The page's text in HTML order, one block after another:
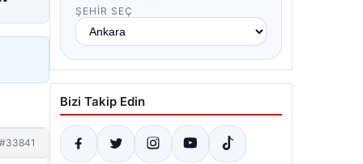
#33841
ŞEHIR SEÇ
Bizi Takip Edin